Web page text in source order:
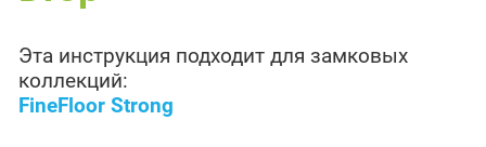
Эта инструкция подходит для замковых
коллекций:
FineFloor Strong